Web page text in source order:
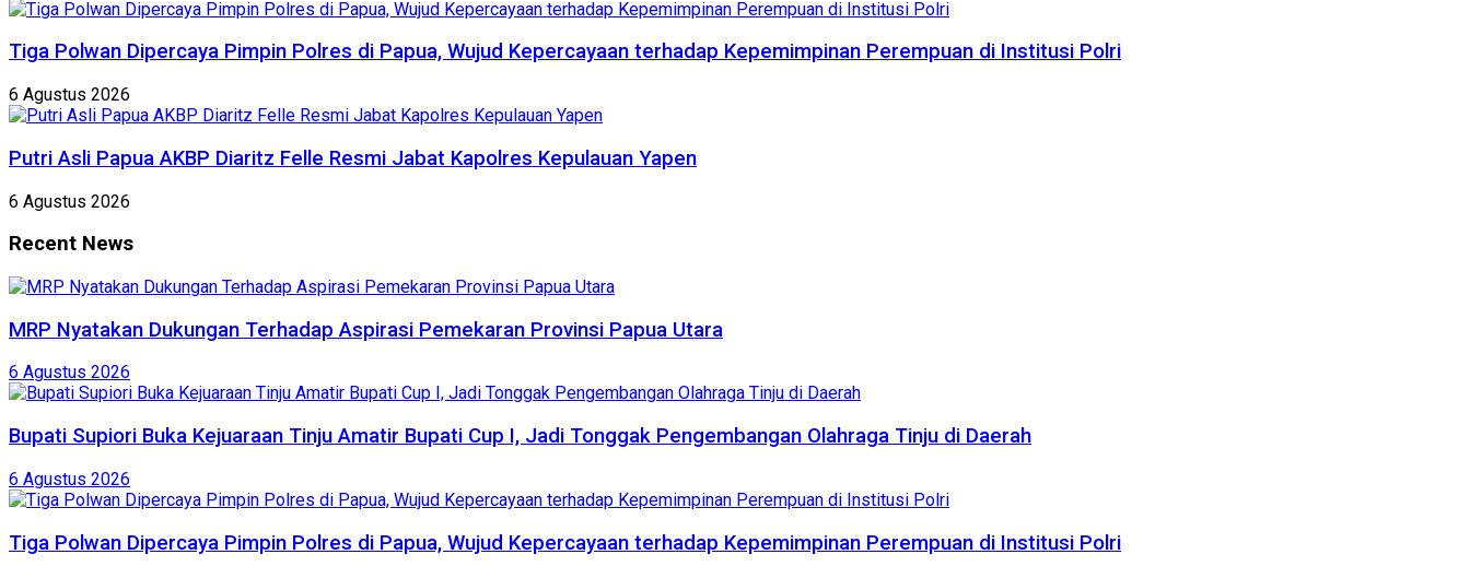
Tiga Polwan Dipercaya Pimpin Polres di Papua, Wujud Kepercayaan terhadap Kepemimpinan Perempuan di Institusi Polri
6 Agustus 2026
Putri Asli Papua AKBP Diaritz Felle Resmi Jabat Kapolres Kepulauan Yapen
6 Agustus 2026
Recent News
MRP Nyatakan Dukungan Terhadap Aspirasi Pemekaran Provinsi Papua Utara
6 Agustus 2026
Bupati Supiori Buka Kejuaraan Tinju Amatir Bupati Cup I, Jadi Tonggak Pengembangan Olahraga Tinju di Daerah
6 Agustus 2026
Tiga Polwan Dipercaya Pimpin Polres di Papua, Wujud Kepercayaan terhadap Kepemimpinan Perempuan di Institusi Polri